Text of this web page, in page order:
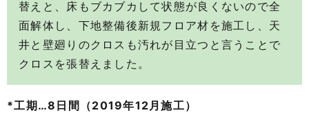
替えと、床もブカブカして状態が良くないので全
面解体し、下地整備後新規フロア材を施工し、 天
井と壁廻りのクロスも汚れが目立つと言うことで
クロスを張替えました。
*工期…8日間（2019年12月施工）